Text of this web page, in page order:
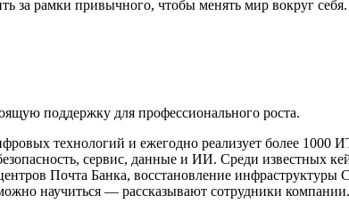
за рамки привычного, чтобы менять мир вокруг себя.
поддержку для профессионального роста.
технологий и ежегодно реализует более 1000
сервис, данные и ИИ. Среди известных
Почта Банка, восстановление инфраструктуры
научиться — рассказывают сотрудники компании.